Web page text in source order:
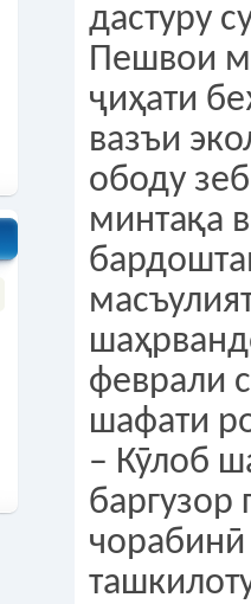
дастуру
Пешвои
ҷиҳати
вазъи
ободу
минтақа
феврали
шафати
– Кӯлоб
баргузор